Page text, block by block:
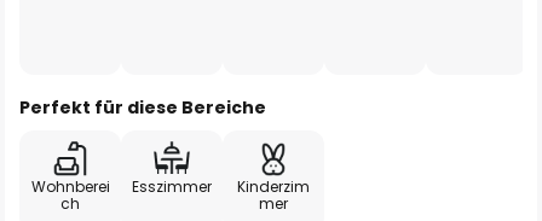
Perfekt für diese Bereiche
Wohnberei
ch
Esszimmer
Kinderzim
mer